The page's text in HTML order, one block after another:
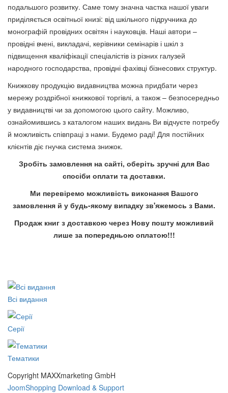
Вища педагогічна освіта і
наука України: історія,
сьогодення та перспективи
розвитку - Івано-Франківська
область
65 грн.
Вища педагогічна освіта і
наука України: Івано-
Франківська область
99 грн.
Вища освіта і Болонський
процес Навчальний посібник. Виховання шахами, чого
О.
250 грн.
В. І. Кушерець Час нового
просвітництва
85 грн.
подальшого розвитку. Саме тому значна частка нашої уваги
приділяється освітньої книзі: від шкільного підручника до
монографій провідних освітян і науковців. Наші автори –
провідні вчені, викладачі, керівники семінарів і шкіл з
підвищення кваліфікації спеціалістів із різних галузей
народного господарства, провідні фахівці бізнесових структур.
Книжкову продукцію видавництва можна придбати через
мережу роздрібної книжкової торгівлі, а також – безпосередньо
у видавництві чи за допомогою цього сайту. Можливо,
ознайомившись з каталогом наших видань Ви відчуєте потребу
й можливість співпраці з нами. Будемо раді! Для постійних
клієнтів діє гнучка система знижок.
Зробіть замовлення на сайті, оберіть зручні для Вас
спосіби оплати та доставки.
Ми перевіремо можливість виконання Вашого
замовлення й у будь-якому випадку зв'яжемось з Вами.
Продаж книг з доставкою через Нову пошту можливий
лише за попередньою оплатою!!!
Всі видання
Серії
Тематики
Copyright MAXXmarketing GmbH
JoomShopping Download & Support